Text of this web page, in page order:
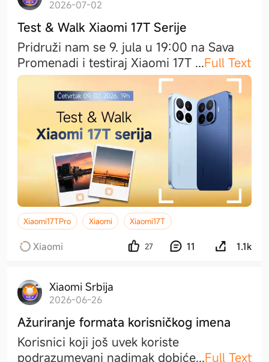
2026-07-02
Test & Walk Xiaomi 17T Serije
Pridruži nam se 9. jula u 19:00 na Sava
Promenadi i testiraj Xiaomi 17T ...Full Text
Xiaomi17TPro Xiaomi Xiaomi17T
Xiaomi 27 11 1.1k
Xiaomi Srbija
2026-06-26
Ažuriranje formata korisničkog imena
Korisnici koji još uvek koriste
podrazumevani nadimak dobiće...Full Text